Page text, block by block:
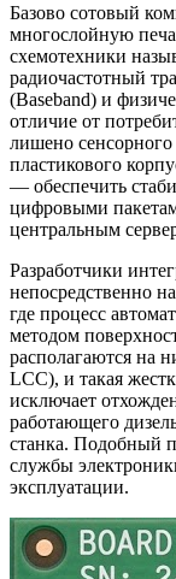
Базово сотовый
многослойную
схемотехники
радиочастотный
(Baseband) и
отличие от
лишено
пластикового
— обеспечить
цифровыми
центральным
Разработчики
непосредственно
где процесс
методом
располагаются на
LCC), и такая
исключает
работающего
станка. Подобный
службы
эксплуатации.